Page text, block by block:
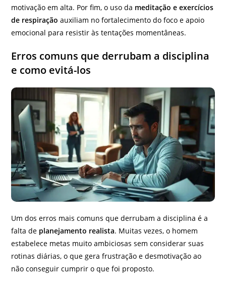
motivação em alta. Por fim, o uso da meditação e exercícios
de respiração auxiliam no fortalecimento do foco e apoio
emocional para resistir às tentações momentâneas.
Erros comuns que derrubam a disciplina
e como evitá-los
Um dos erros mais comuns que derrubam a disciplina é a
falta de planejamento realista. Muitas vezes, o homem
estabelece metas muito ambiciosas sem considerar suas
rotinas diárias, o que gera frustração e desmotivação ao
não conseguir cumprir o que foi proposto.